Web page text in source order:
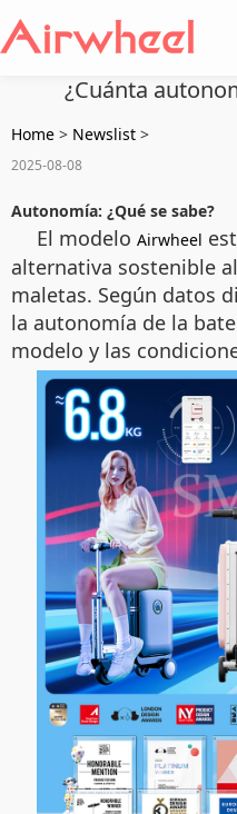
¿Cuánta
Home > Newslist >
2025-08-08
Autonomía: ¿Qué se sabe?
El modelo Airwheel
alternativa sostenible
maletas. Según datos
la autonomía de la
modelo y las